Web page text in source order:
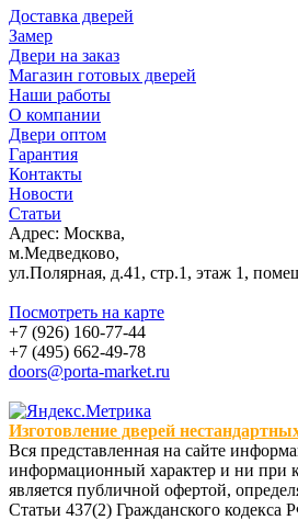
Доставка дверей
Замер
Двери на заказ
Магазин готовых дверей
Наши работы
О компании
Двери оптом
Гарантия
Контакты
Новости
Статьи
Адрес: Москва,
м.Медведково,
ул.Полярная, д.41, стр.1, этаж 1,
Посмотреть на карте
+7 (926) 160-77-44
+7 (495) 662-49-78
doors@porta-market.ru
Изготовление дверей
Вся представленная на сайте
информационный характер и ни при
является публичной офертой,
Статьи 437(2) Гражданского кодекса